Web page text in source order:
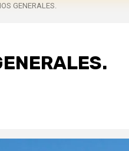
GENERALES.